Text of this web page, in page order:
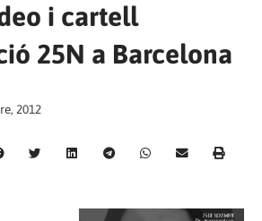
i cartell
25N a Barcelona
2012